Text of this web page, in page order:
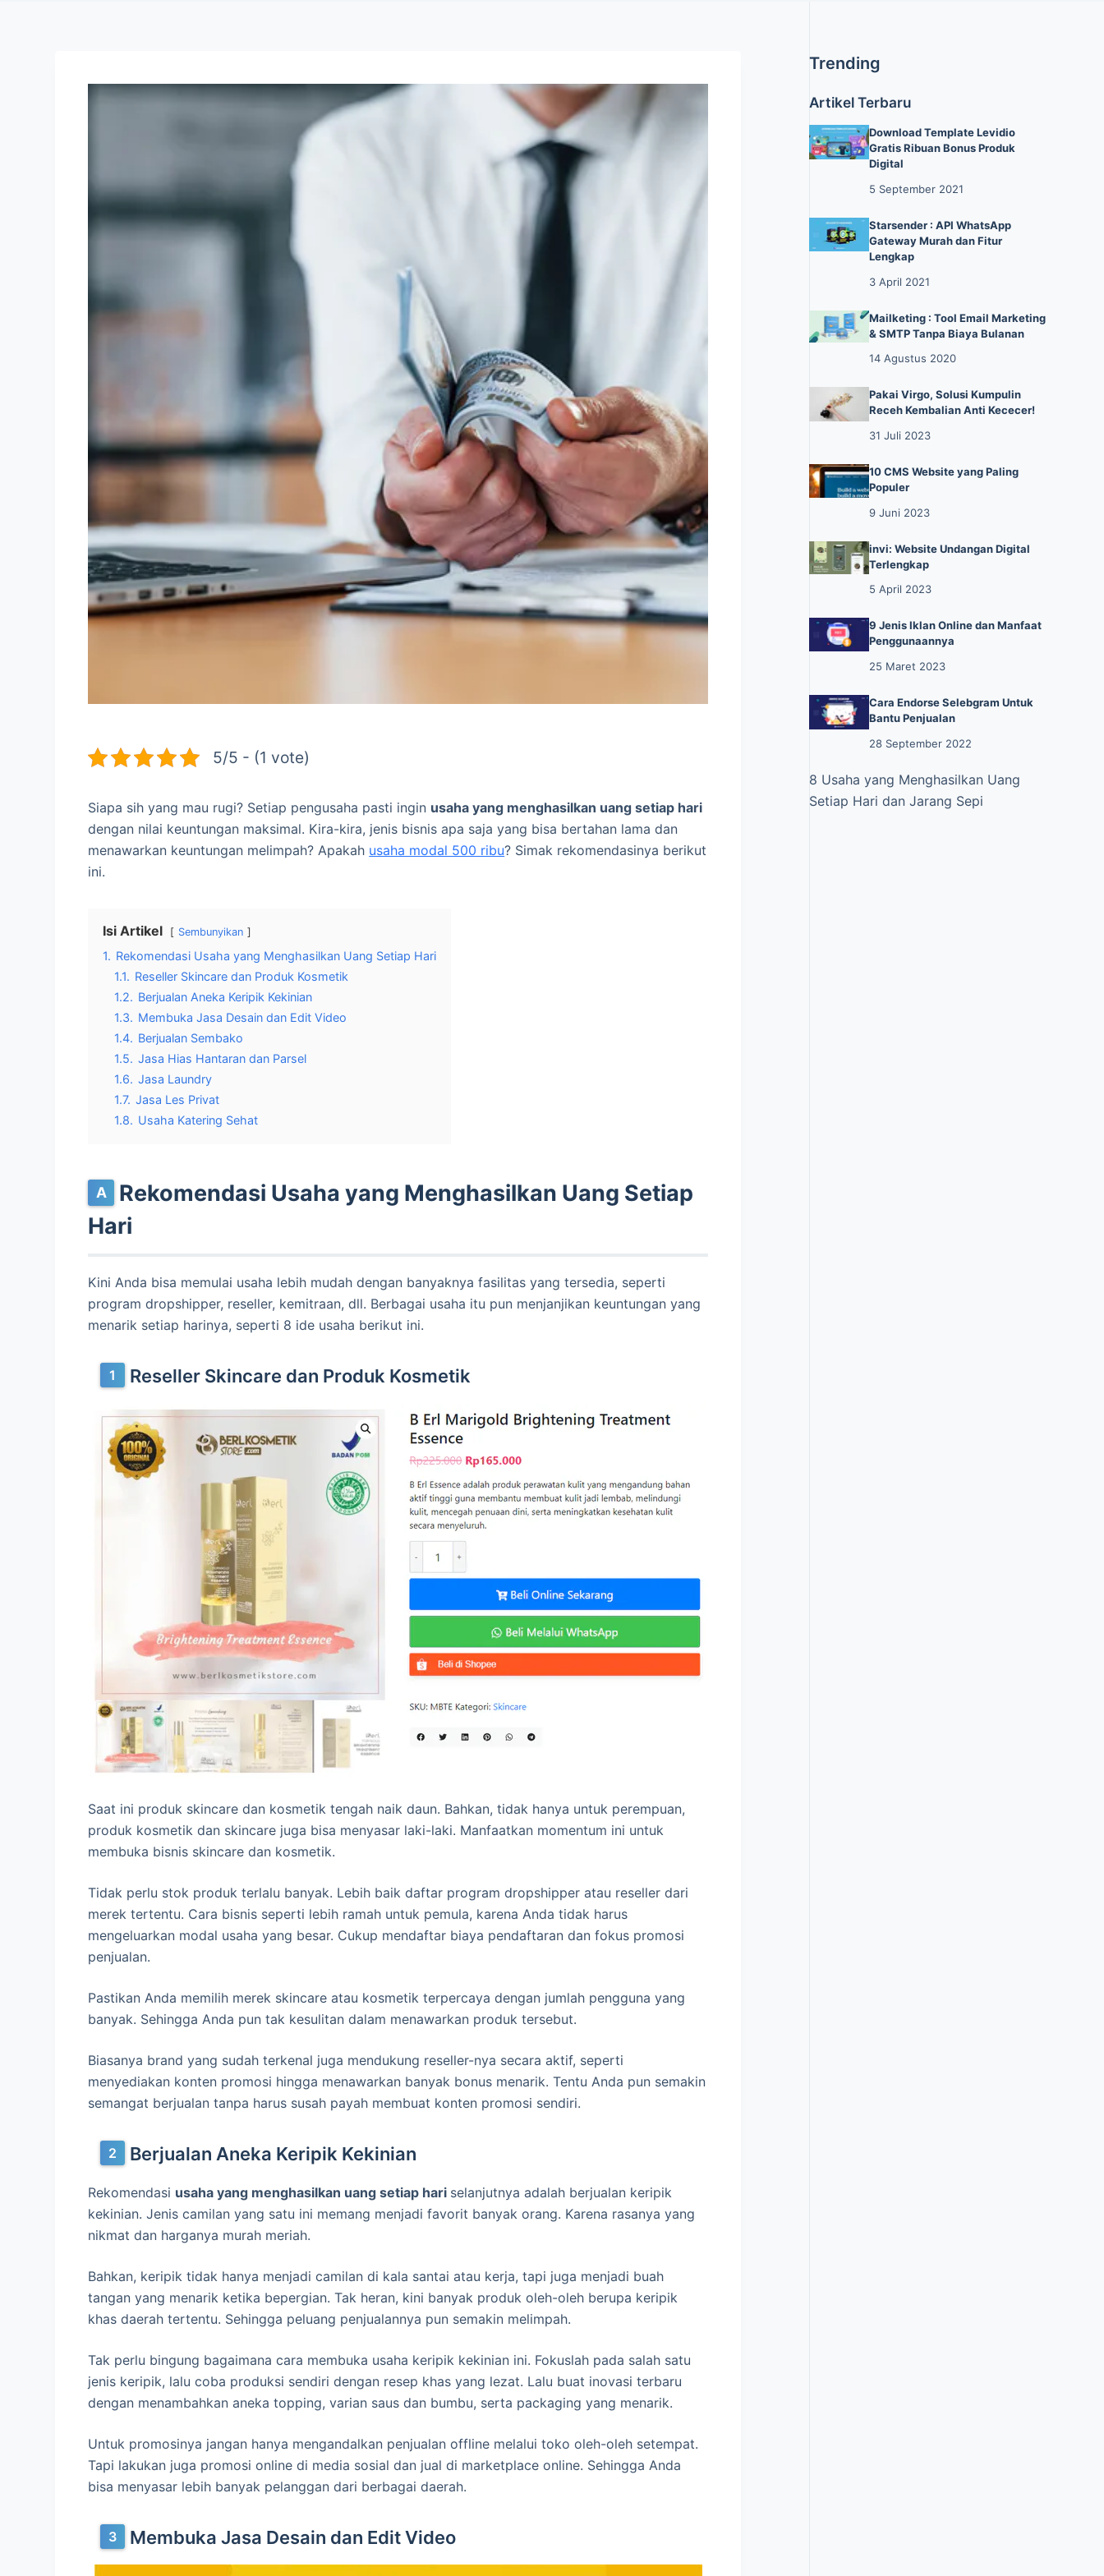
5/5 - (1 vote)
Siapa sih yang mau rugi? Setiap pengusaha pasti ingin usaha yang menghasilkan uang setiap hari
dengan nilai keuntungan maksimal. Kira-kira, jenis bisnis apa saja yang bisa bertahan lama dan
menawarkan keuntungan melimpah? Apakah usaha modal 500 ribu? Simak rekomendasinya berikut
ini.
Isi Artikel Sembunyikan
1. Rekomendasi Usaha yang Menghasilkan Uang Setiap Hari
1.1. Reseller Skincare dan Produk Kosmetik
1.2. Berjualan Aneka Keripik Kekinian
1.3. Membuka Jasa Desain dan Edit Video
1.4. Berjualan Sembako
1.5. Jasa Hias Hantaran dan Parsel
1.6. Jasa Laundry
1.7. Jasa Les Privat
1.8. Usaha Katering Sehat
Rekomendasi Usaha yang Menghasilkan Uang Setiap
Hari
Kini Anda bisa memulai usaha lebih mudah dengan banyaknya fasilitas yang tersedia, seperti
program dropshipper, reseller, kemitraan, dll. Berbagai usaha itu pun menjanjikan keuntungan yang
menarik setiap harinya, seperti 8 ide usaha berikut ini.
Reseller Skincare dan Produk Kosmetik
Saat ini produk skincare dan kosmetik tengah naik daun. Bahkan, tidak hanya untuk perempuan,
produk kosmetik dan skincare juga bisa menyasar laki-laki. Manfaatkan momentum ini untuk
membuka bisnis skincare dan kosmetik.
Tidak perlu stok produk terlalu banyak. Lebih baik daftar program dropshipper atau reseller dari
merek tertentu. Cara bisnis seperti lebih ramah untuk pemula, karena Anda tidak harus
mengeluarkan modal usaha yang besar. Cukup mendaftar biaya pendaftaran dan fokus promosi
penjualan.
Pastikan Anda memilih merek skincare atau kosmetik terpercaya dengan jumlah pengguna yang
banyak. Sehingga Anda pun tak kesulitan dalam menawarkan produk tersebut.
Biasanya brand yang sudah terkenal juga mendukung reseller-nya secara aktif, seperti
menyediakan konten promosi hingga menawarkan banyak bonus menarik. Tentu Anda pun semakin
semangat berjualan tanpa harus susah payah membuat konten promosi sendiri.
Berjualan Aneka Keripik Kekinian
Rekomendasi usaha yang menghasilkan uang setiap hari selanjutnya adalah berjualan keripik
kekinian. Jenis camilan yang satu ini memang menjadi favorit banyak orang. Karena rasanya yang
nikmat dan harganya murah meriah.
Bahkan, keripik tidak hanya menjadi camilan di kala santai atau kerja, tapi juga menjadi buah
tangan yang menarik ketika bepergian. Tak heran, kini banyak produk oleh-oleh berupa keripik
khas daerah tertentu. Sehingga peluang penjualannya pun semakin melimpah.
Tak perlu bingung bagaimana cara membuka usaha keripik kekinian ini. Fokuslah pada salah satu
jenis keripik, lalu coba produksi sendiri dengan resep khas yang lezat. Lalu buat inovasi terbaru
dengan menambahkan aneka topping, varian saus dan bumbu, serta packaging yang menarik.
Untuk promosinya jangan hanya mengandalkan penjualan offline melalui toko oleh-oleh setempat.
Tapi lakukan juga promosi online di media sosial dan jual di marketplace online. Sehingga Anda
bisa menyasar lebih banyak pelanggan dari berbagai daerah.
Membuka Jasa Desain dan Edit Video
Trending
Artikel Terbaru
Download Template Levidio
Gratis Ribuan Bonus Produk
Digital
5 September 2021
Starsender : API WhatsApp
Gateway Murah dan Fitur
Lengkap
3 April 2021
Mailketing : Tool Email Marketing
& SMTP Tanpa Biaya Bulanan
14 Agustus 2020
Pakai Virgo, Solusi Kumpulin
Receh Kembalian Anti Kececer!
31 Juli 2023
10 CMS Website yang Paling
Populer
9 Juni 2023
invi: Website Undangan Digital
Terlengkap
5 April 2023
9 Jenis Iklan Online dan Manfaat
Penggunaannya
25 Maret 2023
Cara Endorse Selebgram Untuk
Bantu Penjualan
28 September 2022
8 Usaha yang Menghasilkan Uang
Setiap Hari dan Jarang Sepi